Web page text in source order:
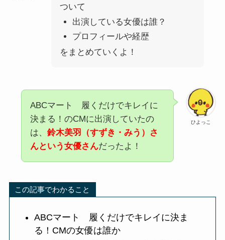
ついて
出演している女優は誰？
プロフィールや経歴
をまとめていくよ！
ひよっこ
ABCマート 履くだけでキレイに
決まる！ のCMに出演していたの
は、 鈴木美羽（すずき・みう）さ
んという女優さんだったよ！
この記事でわかること
ABCマート 履くだけでキレイに決ま
る！ CMの女優は誰か